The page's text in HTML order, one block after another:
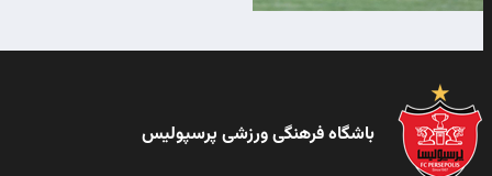
باشگاه فرهنگی ورزشی پرسپولیس